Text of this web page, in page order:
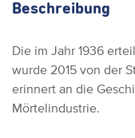
Beschreibung
Die im Jahr 1936
wurde 2015 von der
erinnert an die
Mörtelindustrie.